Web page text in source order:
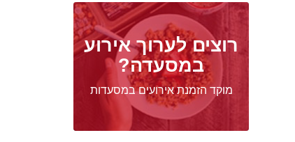
רוצים לערוך אירוע
במסעדה?
מוקד הזמנת אירועים במסעדות